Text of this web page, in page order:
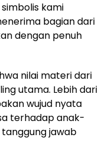
kami
bagian dari
dengan penuh
nilai materi dari
utama. Lebih dari
wujud nyata
terhadap anak-
jawab